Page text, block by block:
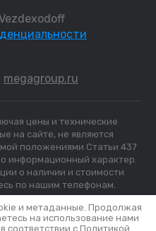
megagroup.ru
цены и технические
на сайте, не являются
положениями Статьи 437
информационный характер.
о наличии и стоимости
по нашим телефонам.
и метаданные. Продолжая
на использование нами
соответствии с Политикой